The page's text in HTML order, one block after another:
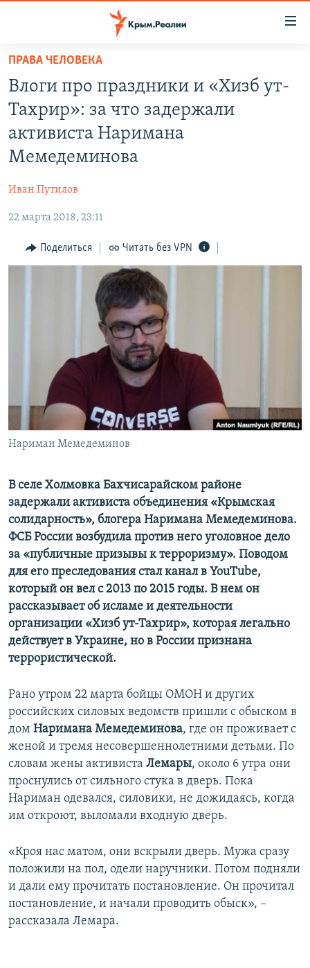
Вернуться
основному
содержанию
Вернутся
главной
Вернутся
СПЕЦПРОЕКТЫ
ВОДА
ИСТОРИЯ
ИНТЕРАКТИВ
ИНФОГРАФИКА
ТЕЛЕПРОЕКТ КРЫМ.РЕАЛИИ
СОВЕТЫ ПРАВОЗАЩИТНИКОВ
ПРОПАВШИЕ БЕЗ ВЕСТИ
ПОБЕДИТЕЛЕЙ НЕ СУДЯТ?
КРЫМ.НЕПОКОРЕННЫЙ
УКРАИНСКАЯ ПРОБЛЕМА КРЫМА
РАДІО СВОБОДА
КАК ОБОЙТИ БЛОКИРОВКУ
ПРИСОЕДИНЯЙТЕСЬ!
Все сайты RFE/RL
ПРАВА ЧЕЛОВЕКА
Влоги про праздники и «Хизб ут-
Тахрир»: за что задержали
активиста Наримана
Мемедеминова
Иван Путилов
22 марта 2018, 23:11
Поделиться Читать без VPN
Нариман Мемедеминов
В селе Холмовка Бахчисарайском районе
задержали активиста объединения «Крымская
солидарность», блогера Наримана Мемедеминова.
ФСБ России возбудила против него уголовное дело
за «публичные призывы к терроризму». Поводом
для его преследования стал канал в YouTube,
который он вел с 2013 по 2015 годы. В нем он
рассказывает об исламе и деятельности
организации «Хизб ут-Тахрир», которая легально
действует в Украине, но в России признана
террористической.
Рано утром 22 марта бойцы ОМОН и других
российских силовых ведомств пришли с обыском в
дом Наримана Мемедеминова, где он проживает с
женой и тремя несовершеннолетними детьми. По
словам жены активиста Лемары, около 6 утра они
проснулись от сильного стука в дверь. Пока
Нариман одевался, силовики, не дожидаясь, когда
им откроют, выломали входную дверь.
«Кроя нас матом, они вскрыли дверь. Мужа сразу
положили на пол, одели наручники. Потом подняли
и дали ему прочитать постановление. Он прочитал
постановление, и начали проводить обыск», –
рассказала Лемара.